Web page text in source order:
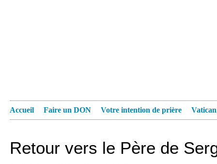
Accueil Faire un DON Votre intention de prière
Retour vers le Père de